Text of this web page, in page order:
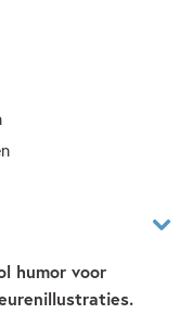
humor voor